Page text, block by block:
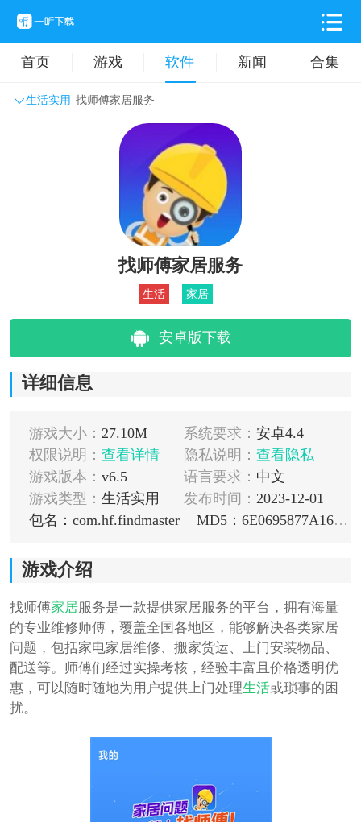
首页 游戏 软件 新闻 合集
生活实用 找师傅家居服务
主题壁纸 旅游出行
拍摄美化 时尚购物
找师傅家居服务
生活 家居
安卓版下载
详细信息
游戏大小： 27.10M 系统要求： 安卓4.4
权限说明： 查看详情 隐私说明： 查看隐私
游戏版本： v6.5 语言要求： 中文
游戏类型： 生活实用 发布时间： 2023-12-01
包名：com.hf.findmaster
MD5：6E0695877A16C638C1C65D2948BD0509
游戏介绍
找师傅家居服务是一款提供家居服务的平台，拥有海量
的专业维修师傅，覆盖全国各地区，能够解决各类家居
问题，包括家电家居维修、搬家货运、上门安装物品、
配送等。师傅们经过实操考核，经验丰富且价格透明优
惠，可以随时随地为用户提供上门处理生活或琐事的困
扰。